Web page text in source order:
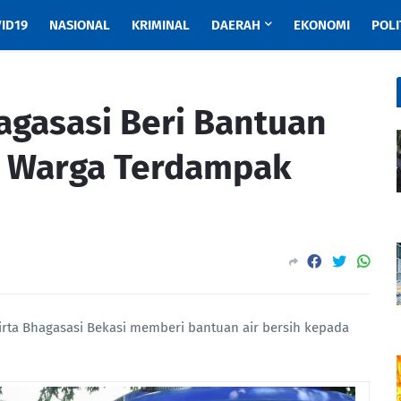
NASIONAL KRIMINAL DAERAH EKONOMI
Beri Bantuan
Terdampak
Bhagasasi Bekasi memberi bantuan air bersih kepada